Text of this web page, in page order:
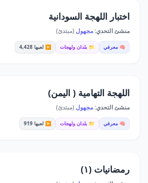
اختبار اللهجة السودانية
منشئ التحدي:مجهول (مبتدئ)
🧠 معرفي 📁 بلدان ولهجات ▶️ لعبها 4,428
اللهجة التهامية ( اليمن)
منشئ التحدي:مجهول (مبتدئ)
🧠 معرفي 📁 بلدان ولهجات ▶️ لعبها 919
رمضانيات (١)